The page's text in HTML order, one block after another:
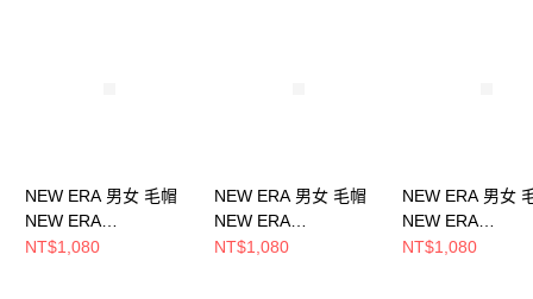
NEW ERA 男女 毛帽
NEW ERA
NE70534809
NT$1,080
NEW ERA 男女 毛帽
NEW ERA
NE70788568
NT$1,080
NEW ERA 男女
NEW ERA
NE70534811
NT$1,080